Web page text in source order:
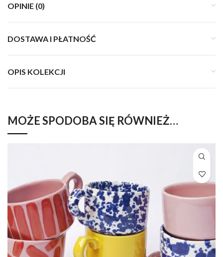
OPINIE (0)
DOSTAWA I PŁATNOŚĆ
OPIS KOLEKCJI
MOŻE SPODOBA SIĘ RÓWNIEŻ…